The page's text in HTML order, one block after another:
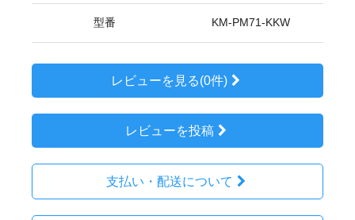
型番 KM-PM71-KKW
レビューを見る(0件)
レビューを投稿
支払い・配送について